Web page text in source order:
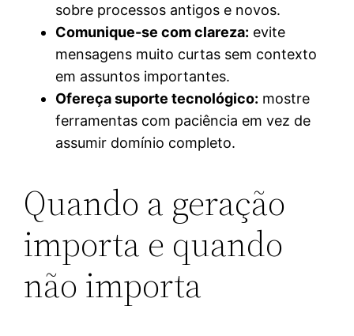
sobre processos antigos e novos.
Comunique-se com clareza: evite
mensagens muito curtas sem contexto
em assuntos importantes.
Ofereça suporte tecnológico: mostre
ferramentas com paciência em vez de
assumir domínio completo.
Quando a geração
importa e quando
não importa